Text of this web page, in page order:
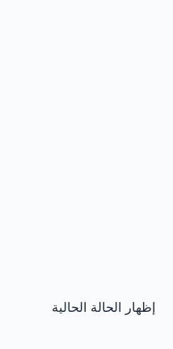
إظهار الحالة الحالية